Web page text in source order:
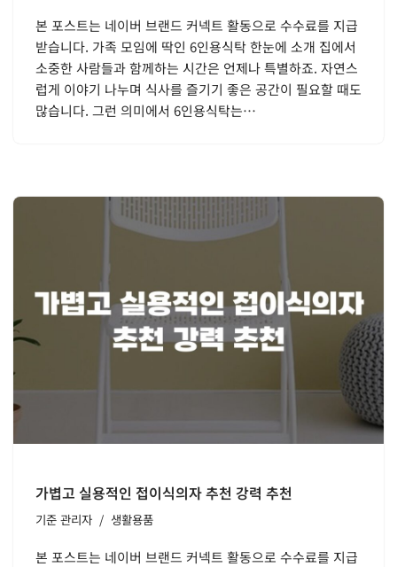
본 포스트는 네이버 브랜드 커넥트 활동으로 수수료를 지급
받습니다. 가족 모임에 딱인 6인용식탁 한눈에 소개 집에서
소중한 사람들과 함께하는 시간은 언제나 특별하죠. 자연스
럽게 이야기 나누며 식사를 즐기기 좋은 공간이 필요할 때도
많습니다. 그런 의미에서 6인용식탁는…
가볍고 실용적인 접이식의자 추천 강력 추천
기준 관리자 생활용품
본 포스트는 네이버 브랜드 커넥트 활동으로 수수료를 지급